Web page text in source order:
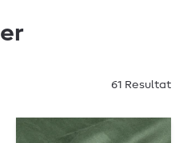
61 Resultat